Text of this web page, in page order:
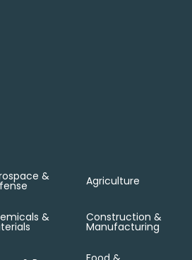
& Agriculture
& Construction &
Manufacturing